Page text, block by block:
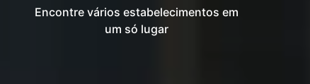
Encontre vários estabelecimentos em
um só lugar